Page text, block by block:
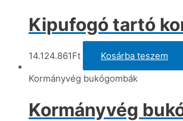
Kipufogó tartó
14.124.861Ft
Kosárba teszem
Kormányvég bukógombák
Kormányvég